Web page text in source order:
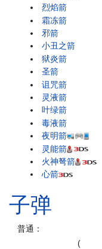
烈焰箭
霜冻箭
邪箭
小丑之箭
狱炎箭
圣箭
诅咒箭
灵液箭
叶绿箭
毒液箭
夜明箭
灵能箭
火神弩箭
心箭
子弹
普通：
(